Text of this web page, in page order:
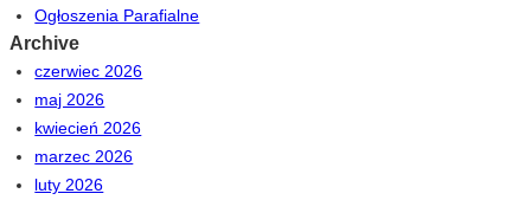
Ogłoszenia Parafialne
Archive
czerwiec 2026
maj 2026
kwiecień 2026
marzec 2026
luty 2026